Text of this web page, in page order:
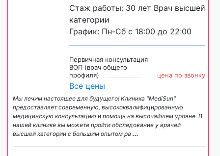
Стаж работы: 30 лет Врач высшей
категории
График: Пн-Сб с 18:00 до 22:00
Первичная консультация
ВОП (врач общего
профиля)
цена по звонку
Все цены
Мы лечим настоящее для будущего! Клиника "MediSun"
предоставляет современную, высококвалифицированную
медицинскую консультацию и помощь на высочайшем уровне. В
нашей клинике вы можете пройти обследование у врачей
высшей категории с большим опытом ра ...